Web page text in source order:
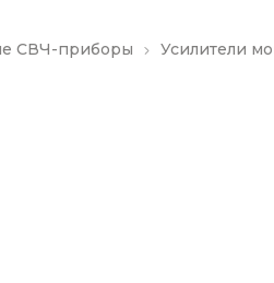
СВЧ-приборы
Усилители